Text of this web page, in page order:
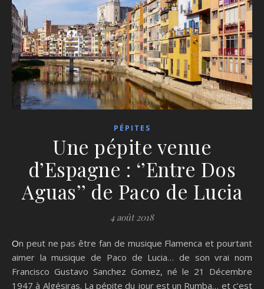
PÉPITES
Une pépite venue
d’Espagne : ‘’Entre Dos
Aguas’’ de Paco de Lucia
4 août 2018
On peut ne pas être fan de musique Flamenca et pourtant
aimer la musique de Paco de Lucia… de son vrai nom
Francisco Gustavo Sanchez Gomez, né le 21 Décembre
1947 à Algésiras. La pépite du jour est un Rumba… et c’est